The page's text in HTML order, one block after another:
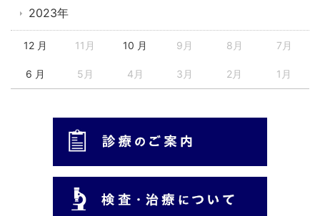
2023年
12 月 11月 10 月 9月 8月 7月
6 月 5月 4月 3月 2月 1月